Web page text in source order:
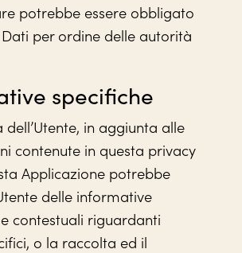
potrebbe essere obbligato
per ordine delle autorità
specifiche
dell’Utente, in aggiunta alle
contenute in questa privacy
Applicazione potrebbe
delle informative
contestuali riguardanti
o la raccolta ed il